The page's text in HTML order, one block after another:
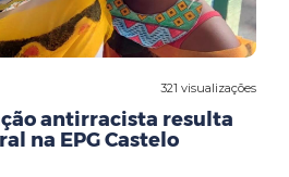
321 visualizações
antirracista resulta
na EPG Castelo